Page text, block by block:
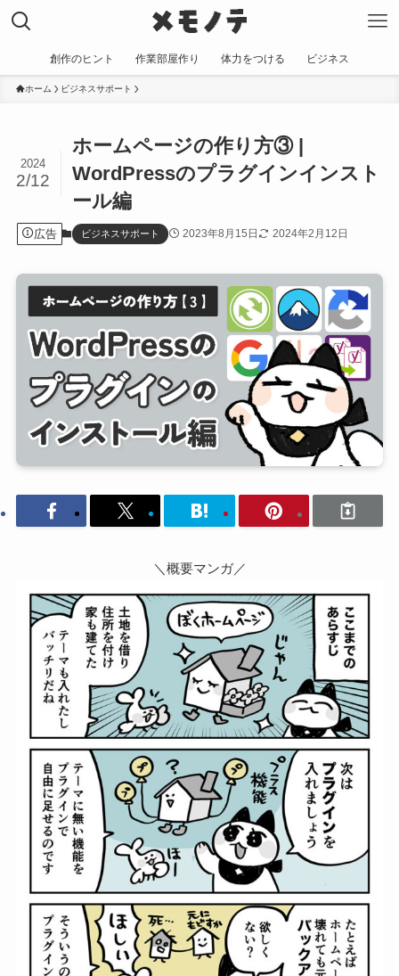
創作のヒント 作業部屋作り 体力をつける ビジネス
ホーム ビジネスサポート
ホームページの作り方③ |
WordPressのプラグインインスト
ール編
2024
2/12
広告 ビジネスサポート 2023年8月15日 2024年2月12日
＼概要マンガ／